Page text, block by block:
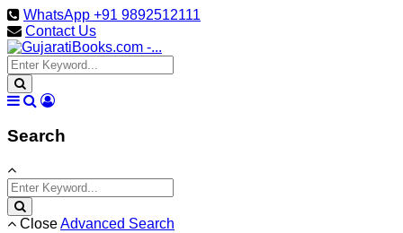
WhatsApp +91 9892512111
Contact Us
Search
CloseAdvanced Search